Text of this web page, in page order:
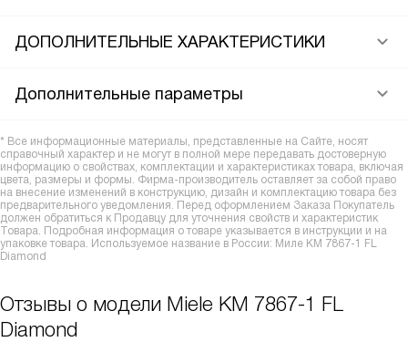
ДОПОЛНИТЕЛЬНЫЕ ХАРАКТЕРИСТИКИ
Дополнительные параметры
* Все информационные материалы, представленные на Сайте, носят
справочный характер и не могут в полной мере передавать достоверную
информацию о свойствах, комплектации и характеристиках товара, включая
цвета, размеры и формы. Фирма-производитель оставляет за собой право
на внесение изменений в конструкцию, дизайн и комплектацию товара без
предварительного уведомления. Перед оформлением Заказа Покупатель
должен обратиться к Продавцу для уточнения свойств и характеристик
Товара. Подробная информация о товаре указывается в инструкции и на
упаковке товара. Используемое название в России: Миле KM 7867-1 FL
Diamond
Отзывы о модели Miele KM 7867-1 FL
Diamond